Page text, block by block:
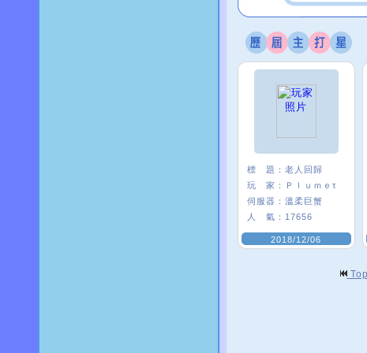
標 題： 老人回歸
玩 家：
Ｐｌｕｍｅτ
伺服器： 溫柔巨蟹
人 氣： 17656
2018/12/06
Top